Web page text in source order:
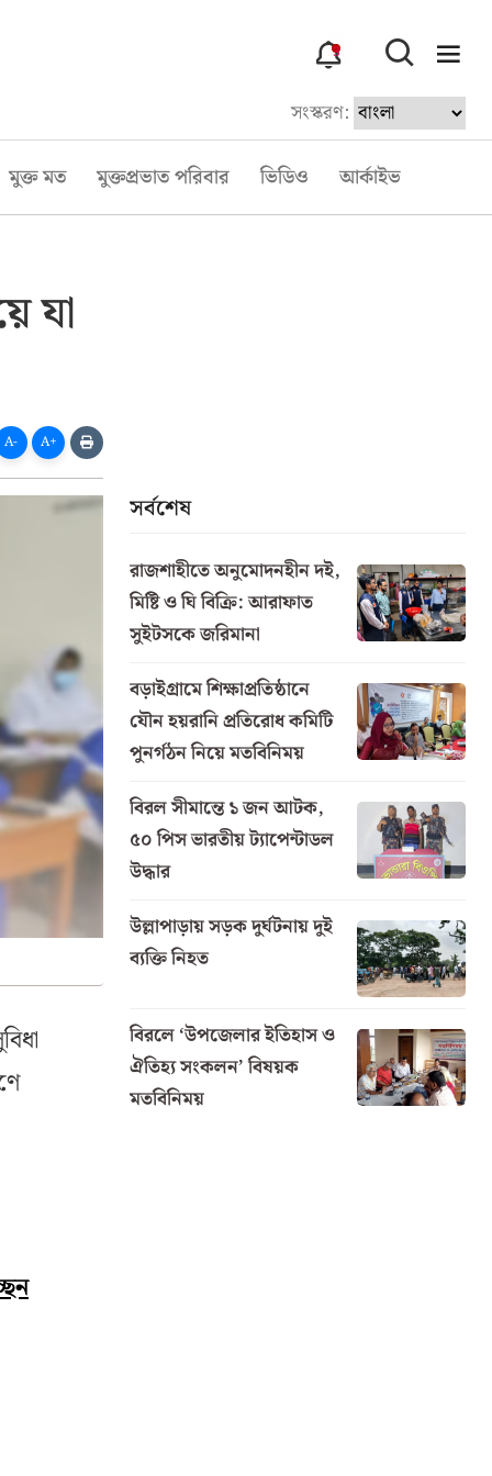
3
সংস্করণ:
মুক্ত মত মুক্তপ্রভাত পরিবার ভিডিও আর্কাইভ
যা
A- A+
সর্বশেষ
রাজশাহীতে অনুমোদনহীন দই,
মিষ্টি ও ঘি বিক্রি: আরাফাত
সুইটসকে জরিমানা
বড়াইগ্রামে শিক্ষাপ্রতিষ্ঠানে
যৌন হয়রানি প্রতিরোধ কমিটি
পুনর্গঠন নিয়ে মতবিনিময়
বিরল সীমান্তে ১ জন আটক,
৫০ পিস ভারতীয় ট্যাপেন্টাডল
উদ্ধার
উল্লাপাড়ায় সড়ক দুর্ঘটনায় দুই
ব্যক্তি নিহত
বিরলে ‘উপজেলার ইতিহাস ও
ঐতিহ্য সংকলন’ বিষয়ক
মতবিনিময়